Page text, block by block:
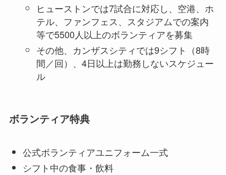
ヒューストンでは7試合に対応し、空港、ホ
テル、ファンフェス、スタジアムでの案内
等で5500人以上のボランティアを募集
その他、カンザスシティでは9シフト（8時
間／回）、4日以上は勤務しないスケジュー
ル
ボランティア特典
公式ボランティアユニフォーム一式
シフト中の食事・飲料